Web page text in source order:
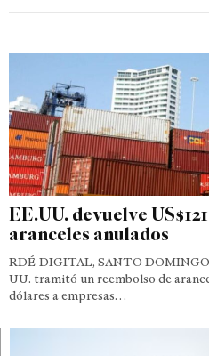
EE.UU. devuelve
aranceles anulados
RDÉ DIGITAL, SANTO
UU. tramitó un reembolso de
dólares a empresas…